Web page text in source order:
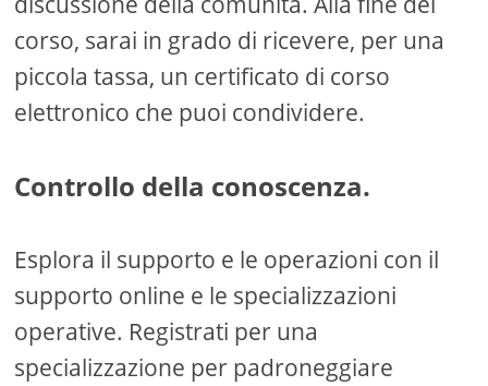
corso, sarai in grado di ricevere, per una
piccola tassa, un certificato di corso
elettronico che puoi condividere.
Controllo della conoscenza.
Esplora il supporto e le operazioni con il
supporto online e le specializzazioni
operative. Registrati per una
specializzazione per padroneggiare